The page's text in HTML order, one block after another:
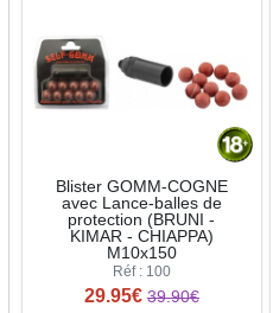
Blister GOMM-COGNE
avec Lance-balles de
protection (BRUNI -
KIMAR - CHIAPPA)
M10x150
Réf : 100
29.95€ 39.90€